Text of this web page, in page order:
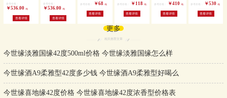
￥536.00 /瓶
查看详情
￥536.00 /瓶
查看详情
￥68 /瓶
查看详情
￥118 /瓶
查看详情
￥410 /瓶
查看详情
￥530 /瓶
查看详情
更多
相关推荐文章
今世缘淡雅国缘42度500ml价格 今世缘淡雅国缘怎么样
今世缘酒A9柔雅型42度多少钱 今世缘酒A9柔雅型好喝么
今世缘喜地缘42度价格 今世缘喜地缘42度浓香型价格表